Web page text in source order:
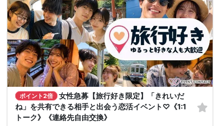
ポイント2倍
女性急募【旅行好き限定】「きれいだ
ね」を共有できる相手と出会う恋活イベント♡《1:1
トーク》《連絡先自由交換》